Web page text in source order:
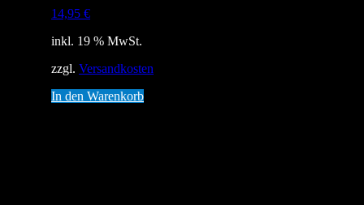
14,95 €
inkl. 19 % MwSt.
zzgl. Versandkosten
In den Warenkorb